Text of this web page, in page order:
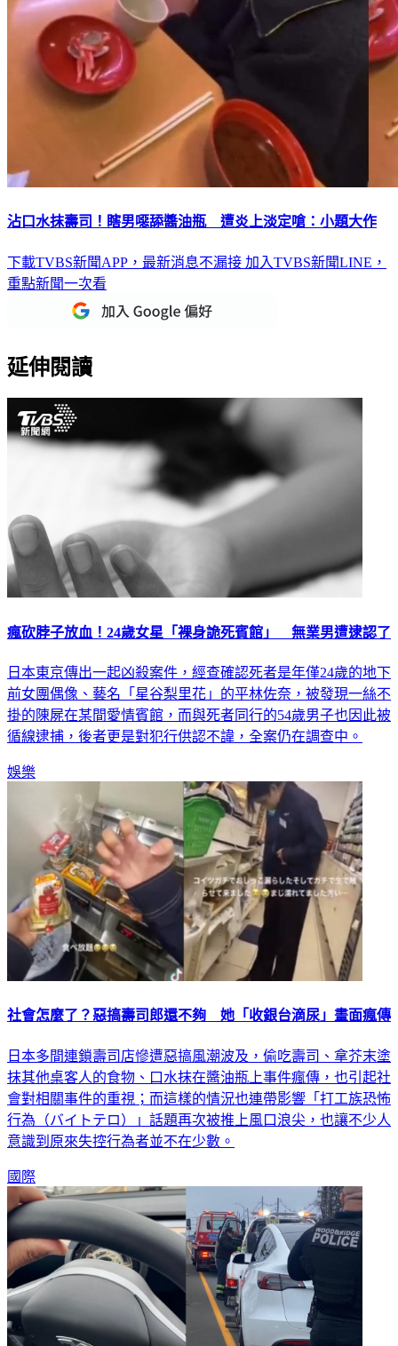
沾口水抹壽司！瞎男噁舔醬油瓶 遭炎上淡定嗆：小題大作
下載TVBS新聞APP，最新消息不漏接 加入TVBS新聞LINE，
重點新聞一次看
延伸閱讀
瘋砍脖子放血！24歲女星「裸身詭死賓館」 無業男遭逮認了
日本東京傳出一起凶殺案件，經查確認死者是年僅24歲的地下
前女團偶像、藝名「星谷梨里花」的平林佐奈，被發現一絲不
掛的陳屍在某間愛情賓館，而與死者同行的54歲男子也因此被
循線逮捕，後者更是對犯行供認不諱，全案仍在調查中。
娛樂
社會怎麼了？惡搞壽司郎還不夠 她「收銀台滴尿」畫面瘋傳
日本多間連鎖壽司店慘遭惡搞風潮波及，偷吃壽司、拿芥末塗
抹其他桌客人的食物、口水抹在醬油瓶上事件瘋傳，也引起社
會對相關事件的重視；而這樣的情況也連帶影響「打工族恐怖
行為（バイトテロ）」話題再次被推上風口浪尖，也讓不少人
意識到原來失控行為者並不在少數。
國際